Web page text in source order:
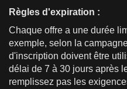
Règles d'expiration :
Chaque offre a une durée
exemple, selon la
d'inscription doivent être
délai de 7 à 30 jours après
remplissez pas les